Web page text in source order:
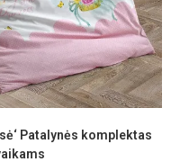
Patalynės komplektas